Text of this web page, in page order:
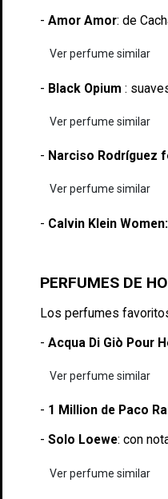
- Amor Amor: de
Ver perfume similar
- Black Opium :
Ver perfume similar
- Narciso Rodríguez
Ver perfume similar
- Calvin Klein Women:
PERFUMES DE
Los perfumes
- Acqua Di Giò Pour
Ver perfume similar
- 1 Million de Paco
- Solo Loewe: con
Ver perfume similar